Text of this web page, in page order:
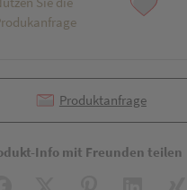
Produktanfrage
Info mit Freunden teilen